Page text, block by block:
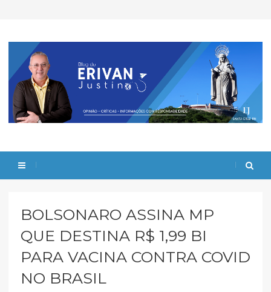
BOLSONARO ASSINA MP
QUE DESTINA R$ 1,99 BI
PARA VACINA CONTRA COVID
NO BRASIL